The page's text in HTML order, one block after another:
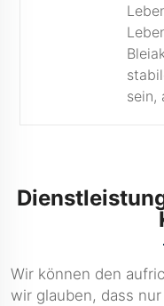
sein,
Wir können den
wir glauben, dass